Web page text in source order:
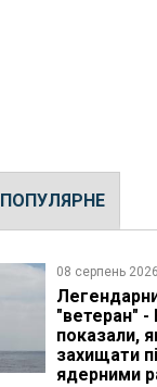
ПОПУЛЯРНЕ
08 серпень 2026
"ветеран"
показали,
захищати
ядерними